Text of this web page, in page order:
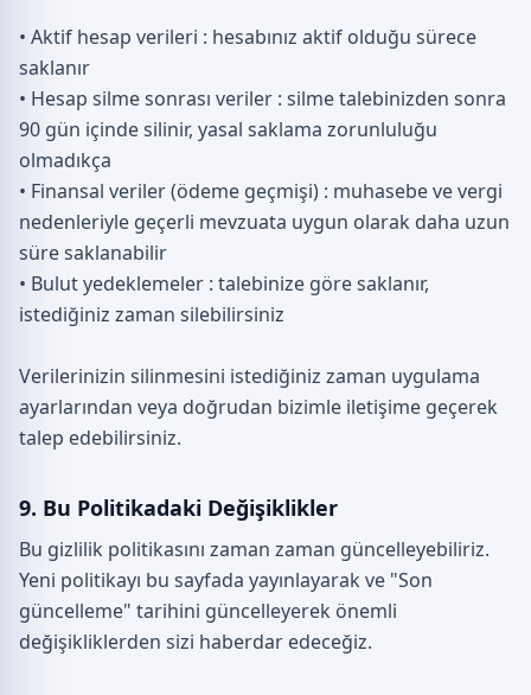
• Aktif hesap verileri : hesabınız aktif olduğu sürece
saklanır
• Hesap silme sonrası veriler : silme talebinizden sonra
90 gün içinde silinir, yasal saklama zorunluluğu
olmadıkça
• Finansal veriler (ödeme geçmişi) : muhasebe ve vergi
nedenleriyle geçerli mevzuata uygun olarak daha uzun
süre saklanabilir
• Bulut yedeklemeler : talebinize göre saklanır,
istediğiniz zaman silebilirsiniz
Verilerinizin silinmesini istediğiniz zaman uygulama
ayarlarından veya doğrudan bizimle iletişime geçerek
talep edebilirsiniz.
9. Bu Politikadaki Değişiklikler
Bu gizlilik politikasını zaman zaman güncelleyebiliriz.
Yeni politikayı bu sayfada yayınlayarak ve "Son
güncelleme" tarihini güncelleyerek önemli
değişikliklerden sizi haberdar edeceğiz.